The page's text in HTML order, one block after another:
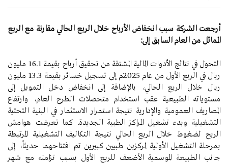
أرجعت الشركة سبب انخفاض الأرباح خلال الربع الحالي مقارنة مع الربع
المماثل من العام السابق إلى:
التحول في نتائج الأدوات المالية المشتقة من تحقيق أرباح بقيمة 16.1 مليون
ريال في الربع الأول من عام 2025م إلى تسجيل خسائر بقيمة 13.3 مليون
ريال خلال الربع الحالي، بالإضافة إلى انخفاض دخل التمويل إلى
مستوياته الطبيعية عقب استخدام متحصلات الطرح العام، وارتفاع
المصاريف العمومية والإدارية نتيجة استمرار الاستثمار في البنية التحتية
التشغيلية وبدء تشغيل المراكز الطبية الجديدة. كما تعرضت هوامش
الربح لضغوط خلال الربع الحالي نتيجة التكاليف التشغيلية المرتبطة
بمرحلة التشغيل الأولية لمركزين طبيين كبيرين تم افتتاحهما حديثاً، إلى
جانب الطبيعة الموسمية الأضعف للربع الأول بسبب تزامنه مع شهر